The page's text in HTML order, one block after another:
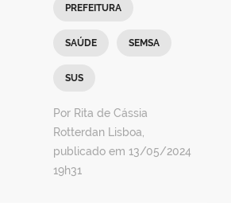
PREFEITURA
SAÚDE SEMSA
SUS
Por Rita de Cássia
Rotterdan Lisboa,
publicado em 13/05/2024
19h31